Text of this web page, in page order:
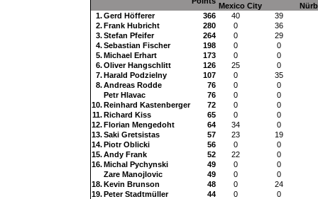
Mexico City
1.Gerd Höfferer 366 40
39
2.Frank Hubricht 280 0
36
3.Stefan Pfeifer 264 0
29
4.Sebastian Fischer 198 0
0
5.Michael Erhart 173 0
0
6.Oliver Hangschlitt 126 25
0
7.Harald Podzielny 107 0
35
8.Andreas Rodde 76 0
0
Petr Hlavac
76 0
0
10.Reinhard Kastenberger 72 0
0
11.Richard Kiss 65 0
0
12.Florian Mengedoht 64 34
0
13.Saki Gretsistas 57 23
19
14.Piotr Oblicki 56 0
0
15.Andy Frank 52 22
0
16.Michal Pychynski 49 0
0
Zare Manojlovic
49 0
0
18.Kevin Brunson 48 0
24
19.Peter Stadtmüller 44 0
0